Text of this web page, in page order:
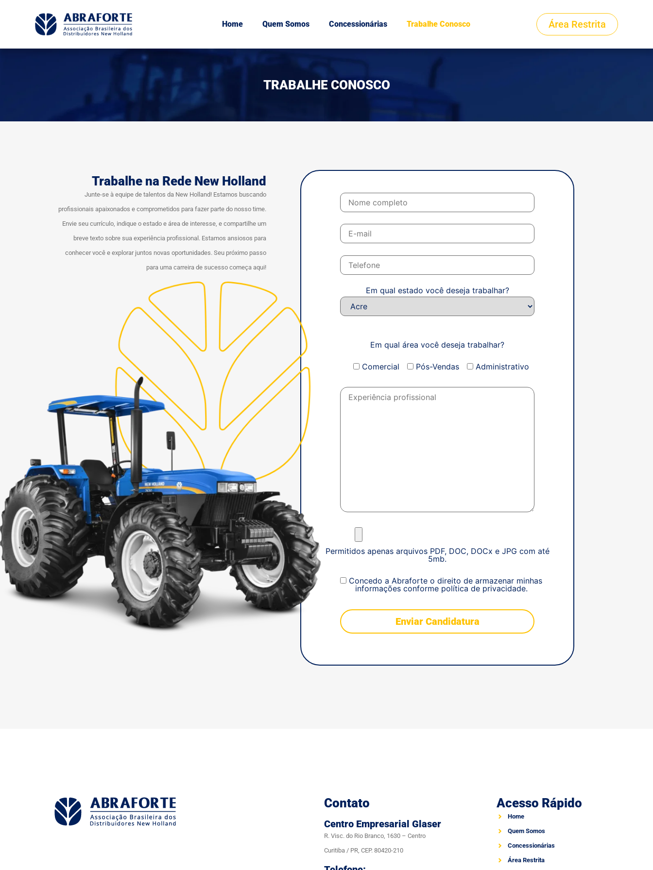
Home Quem Somos Concessionárias Trabalhe Conosco Área Restrita
TRABALHE CONOSCO
Trabalhe na Rede New Holland
Junte-se à equipe de talentos da New Holland! Estamos buscando
profissionais apaixonados e comprometidos para fazer parte do nosso time.
Envie seu currículo, indique o estado e área de interesse, e compartilhe um
breve texto sobre sua experiência profissional. Estamos ansiosos para
conhecer você e explorar juntos novas oportunidades. Seu próximo passo
para uma carreira de sucesso começa aqui!
Em qual estado você deseja trabalhar?
Em qual área você deseja trabalhar?
Comercial Pós-Vendas Administrativo
Permitidos apenas arquivos PDF, DOC, DOCx e JPG com até
5mb.
Concedo a Abraforte o direito de armazenar minhas
informações conforme política de privacidade.
Contato
Centro Empresarial Glaser
R. Visc. do Rio Branco, 1630 – Centro
Curitiba / PR, CEP. 80420-210
Acesso Rápido
Home
Quem Somos
Concessionárias
Área Restrita